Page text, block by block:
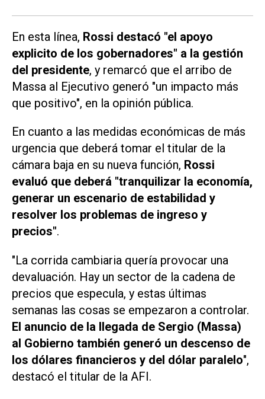
En esta línea, Rossi destacó "el apoyo
explicito de los gobernadores" a la gestión
del presidente, y remarcó que el arribo de
Massa al Ejecutivo generó "un impacto más
que positivo", en la opinión pública.
En cuanto a las medidas económicas de más
urgencia que deberá tomar el titular de la
cámara baja en su nueva función, Rossi
evaluó que deberá "tranquilizar la economía,
generar un escenario de estabilidad y
resolver los problemas de ingreso y
precios".
"La corrida cambiaria quería provocar una
devaluación. Hay un sector de la cadena de
precios que especula, y estas últimas
semanas las cosas se empezaron a controlar.
El anuncio de la llegada de Sergio (Massa)
al Gobierno también generó un descenso de
los dólares financieros y del dólar paralelo",
destacó el titular de la AFI.